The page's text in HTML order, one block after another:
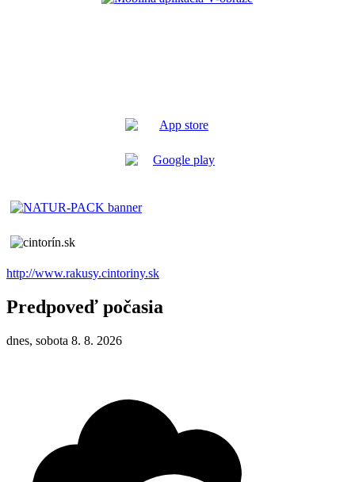
http://www.rakusy.cintoriny.sk
Predpoveď počasia
dnes, sobota 8. 8. 2026